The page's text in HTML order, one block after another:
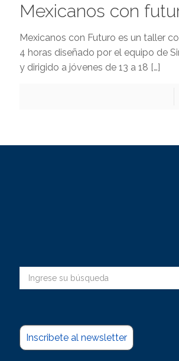
Mexicanos con
Mexicanos con Futuro es un taller
4 horas diseñado por el equipo de
y dirigido a jóvenes de 13 a 18 […]
Inscribete al newsletter